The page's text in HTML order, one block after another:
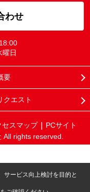
わせ
曜日
要
クエスト
セスマップ
PCサイト
All rights reserved.
サービス向上検討を目的と